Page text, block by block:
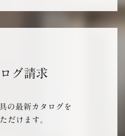
グ請求
の最新カタログを
だけます。